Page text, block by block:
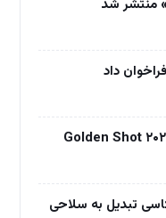
منتشر شد
داد
تبدیل به سلاحی